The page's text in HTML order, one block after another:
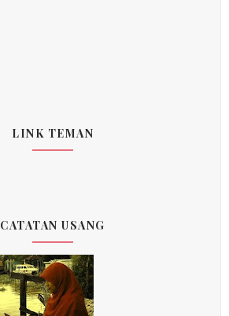
LINK TEMAN
CATATAN USANG